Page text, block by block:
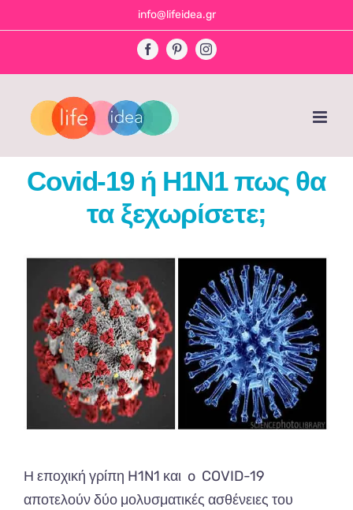
to
info@lifeidea.gr
FacebookPinterestInstagram
Covid-19 ή H1N1 πως θα
τα ξεχωρίσετε;
Η εποχική γρίπη H1N1 και o COVID-19
αποτελούν δύο μολυσματικές ασθένειες του